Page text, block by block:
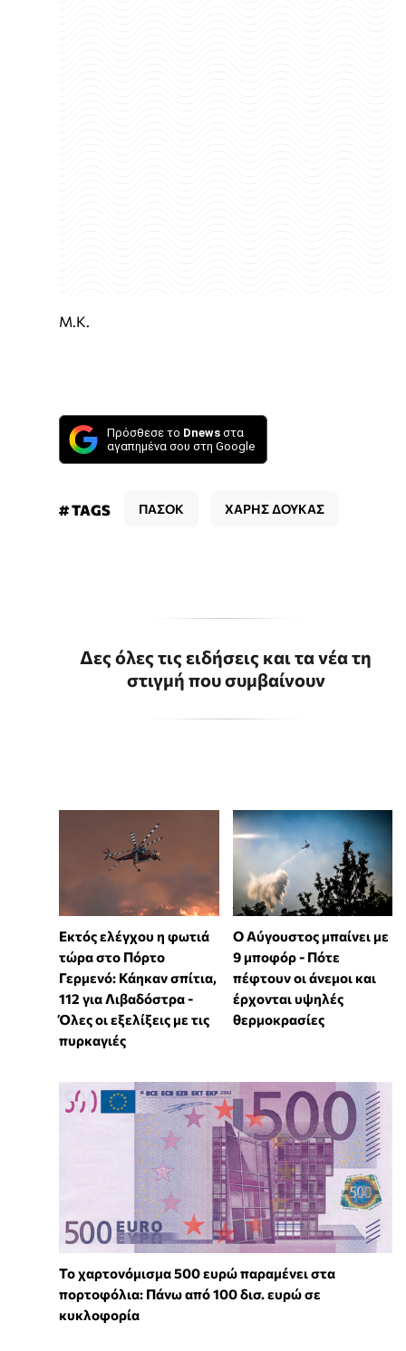
Μ.Κ.
Πρόσθεσε το Dnews στα
αγαπημένα σου στη Google
# TAGS ΠΑΣΟΚ ΧΑΡΗΣ ΔΟΥΚΑΣ
Δες όλες τις ειδήσεις και τα νέα τη
στιγμή που συμβαίνουν
Εκτός ελέγχου η φωτιά
τώρα στο Πόρτο
Γερμενό: Κάηκαν σπίτια,
112 για Λιβαδόστρα -
Όλες οι εξελίξεις με τις
πυρκαγιές
Ο Αύγουστος μπαίνει με
9 μποφόρ - Πότε
πέφτουν οι άνεμοι και
έρχονται υψηλές
θερμοκρασίες
Το χαρτονόμισμα 500 ευρώ παραμένει στα
πορτοφόλια: Πάνω από 100 δισ. ευρώ σε
κυκλοφορία